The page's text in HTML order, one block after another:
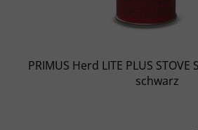
PRIMUS Herd LITE PLUS STOVE
schwarz